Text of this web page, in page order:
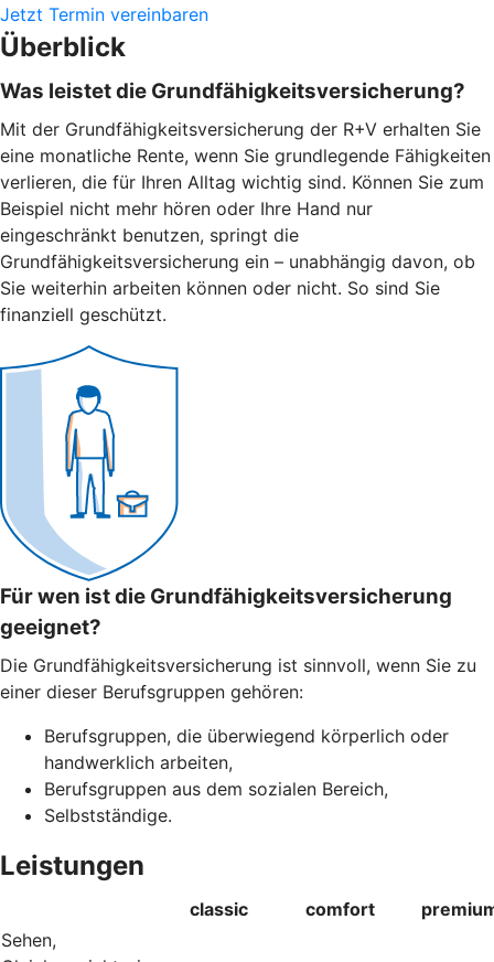
Jetzt Termin vereinbaren
Überblick
Was leistet die Grundfähigkeitsversicherung?
Mit der Grundfähigkeitsversicherung der R+V erhalten Sie
eine monatliche Rente, wenn Sie grundlegende Fähigkeiten
verlieren, die für Ihren Alltag wichtig sind. Können Sie zum
Beispiel nicht mehr hören oder Ihre Hand nur
eingeschränkt benutzen, springt die
Grundfähigkeitsversicherung ein – unabhängig davon, ob
Sie weiterhin arbeiten können oder nicht. So sind Sie
finanziell geschützt.
Für wen ist die Grundfähigkeitsversicherung
geeignet?
Die Grundfähigkeitsversicherung ist sinnvoll, wenn Sie zu
einer dieser Berufsgruppen gehören:
Berufsgruppen, die überwiegend körperlich oder
handwerklich arbeiten,
Berufsgruppen aus dem sozialen Bereich,
Selbstständige.
Leistungen
classic comfort
Sehen,